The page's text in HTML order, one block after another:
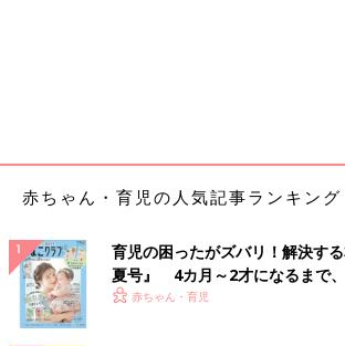
ばたりる？
子どもが生まれると気になる
いいの？ 「とりあえずこれ
安心！」という最低ライン
ルプランナーの宮里惠子先
た。
子どもの進学先選びに夫の学歴が関係
赤ちゃん・育児の人気記事ランキング
育児の困ったがズバリ！解決す
夏号』 4カ月～2才になるまで
いっぱい！
赤ちゃん・育児